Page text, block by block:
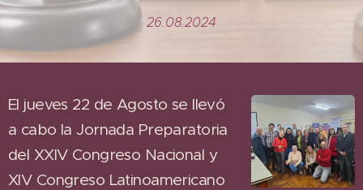
26.08.2024
El jueves 22 de Agosto se llevó
a cabo la Jornada Preparatoria
del XXIV Congreso Nacional y
XIV Congreso Latinoamericano